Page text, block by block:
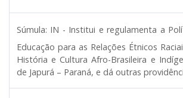
Súmula: IN - Institui e regulamenta a
Educação para as Relações Étnicos
História e Cultura Afro-Brasileira e
de Japurá – Paraná, e dá outras